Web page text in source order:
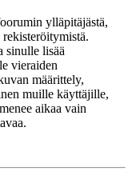
ylläpitäjästä,
sinulle lisää
vieraiden
määrittely,
muille käyttäjille,
aikaa vain